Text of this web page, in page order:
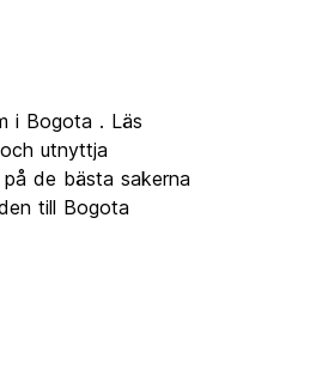
i Bogota . Läs
utnyttja
de bästa sakerna
till Bogota